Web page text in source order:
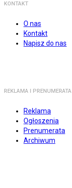
KONTAKT
O nas
Kontakt
Napisz do nas
REKLAMA I PRENUMERATA
Reklama
Ogłoszenia
Prenumerata
Archiwum